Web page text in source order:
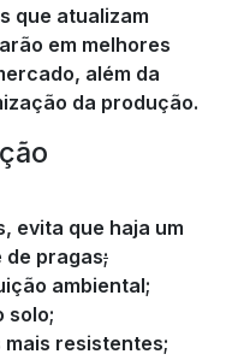
que atualizam
em melhores
além da
da produção.
evita que haja um
de pragas;
ambiental;
solo;
mais resistentes;